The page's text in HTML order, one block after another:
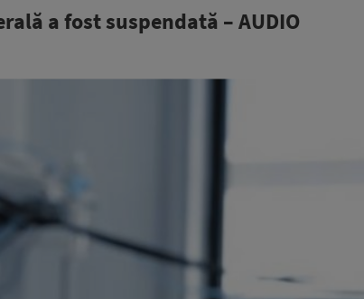
a fost suspendată – AUDIO